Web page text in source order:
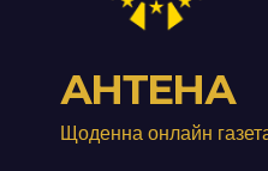
АНТЕНА
Щоденна онлайн